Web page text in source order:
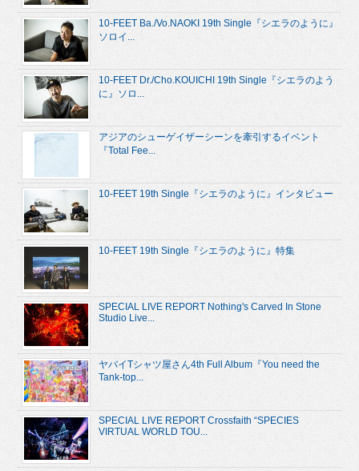
10-FEET Ba./Vo.NAOKI 19th Single『シエラのように』
ソロイ...
10-FEET Dr./Cho.KOUICHI 19th Single『シエラのよう
に』ソロ...
アジアのシューゲイザーシーンを牽引するイベント
『Total Fee...
10-FEET 19th Single『シエラのように』インタビュー
10-FEET 19th Single『シエラのように』特集
SPECIAL LIVE REPORT Nothing's Carved In Stone
Studio Live...
ヤバイTシャツ屋さん4th Full Album『You need the
Tank-top...
SPECIAL LIVE REPORT Crossfaith “SPECIES
VIRTUAL WORLD TOU...